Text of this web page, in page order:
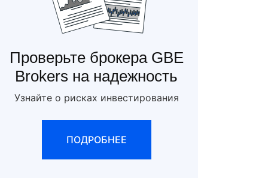
Проверьте брокера GBE
Brokers на надежность
Узнайте о рисках инвестирования
ПОДРОБНЕЕ